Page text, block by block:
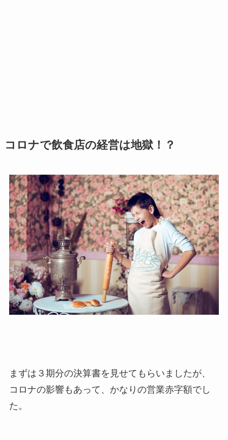
コロナで飲食店の経営は地獄！？
まずは３期分の決算書を見せてもらいましたが、
コロナの影響もあって、かなりの営業赤字額でし
た。